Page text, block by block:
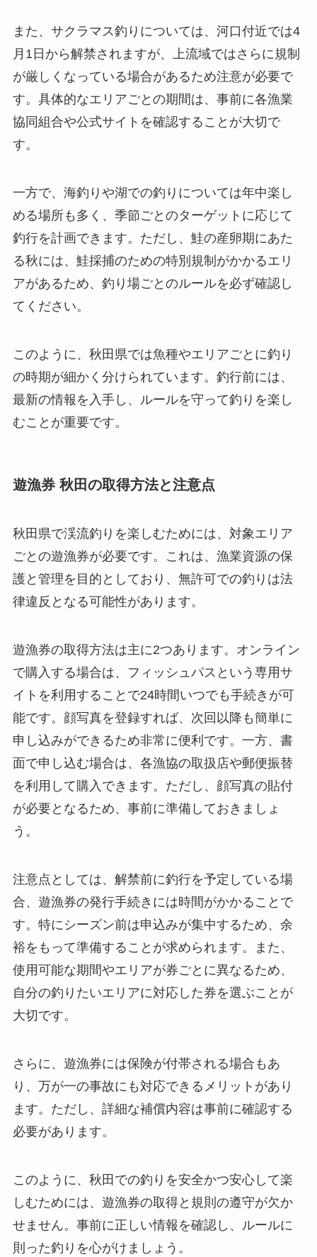
また、サクラマス釣りについては、河口付近では4
月1日から解禁されますが、上流域ではさらに規制
が厳しくなっている場合があるため注意が必要で
す。具体的なエリアごとの期間は、事前に各漁業
協同組合や公式サイトを確認することが大切で
す。
一方で、海釣りや湖での釣りについては年中楽し
める場所も多く、季節ごとのターゲットに応じて
釣行を計画できます。ただし、鮭の産卵期にあた
る秋には、鮭採捕のための特別規制がかかるエリ
アがあるため、釣り場ごとのルールを必ず確認し
てください。
このように、秋田県では魚種やエリアごとに釣り
の時期が細かく分けられています。釣行前には、
最新の情報を入手し、ルールを守って釣りを楽し
むことが重要です。
遊漁券 秋田の取得方法と注意点
秋田県で渓流釣りを楽しむためには、対象エリア
ごとの遊漁券が必要です。これは、漁業資源の保
護と管理を目的としており、無許可での釣りは法
律違反となる可能性があります。
遊漁券の取得方法は主に2つあります。オンライン
で購入する場合は、フィッシュパスという専用サ
イトを利用することで24時間いつでも手続きが可
能です。顔写真を登録すれば、次回以降も簡単に
申し込みができるため非常に便利です。一方、書
面で申し込む場合は、各漁協の取扱店や郵便振替
を利用して購入できます。ただし、顔写真の貼付
が必要となるため、事前に準備しておきましょ
う。
注意点としては、解禁前に釣行を予定している場
合、遊漁券の発行手続きには時間がかかることで
す。特にシーズン前は申込みが集中するため、余
裕をもって準備することが求められます。また、
使用可能な期間やエリアが券ごとに異なるため、
自分の釣りたいエリアに対応した券を選ぶことが
大切です。
さらに、遊漁券には保険が付帯される場合もあ
り、万が一の事故にも対応できるメリットがあり
ます。ただし、詳細な補償内容は事前に確認する
必要があります。
このように、秋田での釣りを安全かつ安心して楽
しむためには、遊漁券の取得と規則の遵守が欠か
せません。事前に正しい情報を確認し、ルールに
則った釣りを心がけましょう。